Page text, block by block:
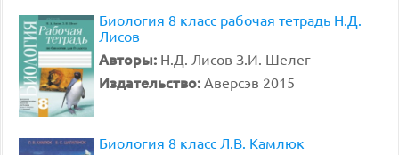
Биология 8 класс рабочая тетрадь Н.Д.
Лисов
Авторы: Н.Д. Лисов З.И. Шелег
Издательство: Аверсэв 2015
Биология 8 класс Л.В. Камлюк